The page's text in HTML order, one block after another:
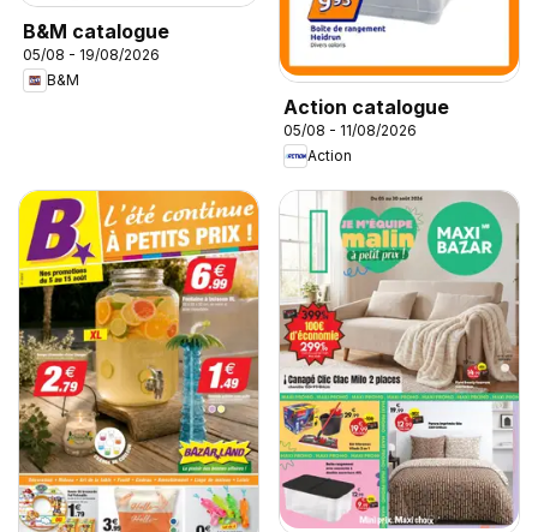
B&M catalogue
05/08 - 19/08/2026
B&M
Action catalogue
05/08 - 11/08/2026
Action